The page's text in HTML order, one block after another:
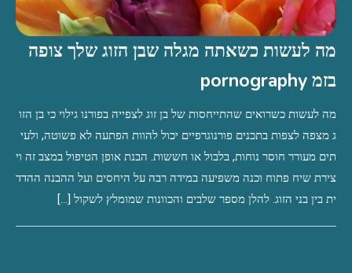
מה לעשות כשאתה מגלה שבן הזוג שלך צופה
בזמ pornography
מה לעשות כשרואים שהתייחסות של בן זוג לצפייה בפורנו גילוי כי בן הזו
ג מצפה לצפות בתכנים פורנוגרפיים יכול להוות הפתעה לא פשוטה, ולעי
תים מעורר חוסר נוחות, בלבול או חששות. הבנת אופן הטיפול במצב זה וי
צירת שיח פתוח וכנה משפיעה במידה רבה על היחסים ועל ההבנה ההדד
ית בין בני הזוג. להלן מספר שלבים והכוונות שמומלץ לשקול […]